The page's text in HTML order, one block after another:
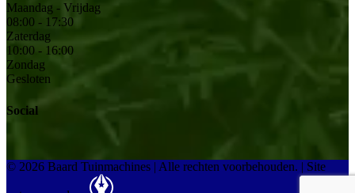
Maandag - Vrijdag
08:00 - 17:30
Zaterdag
10:00 - 16:00
Zondag
Gesloten
Social
© 2026 Baard Tuinmachines | Alle rechten voorbehouden. | Site